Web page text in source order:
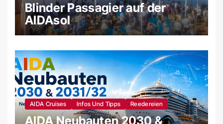
Blinder Passagier auf der
AIDAsol
AIDA Cruises Infos Und Tipps Reedereien
AIDA Neubauten 2030 &